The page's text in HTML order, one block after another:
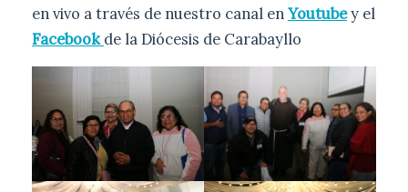
en vivo a través de nuestro canal enYoutubey el
Facebookde la Diócesis de Carabayllo